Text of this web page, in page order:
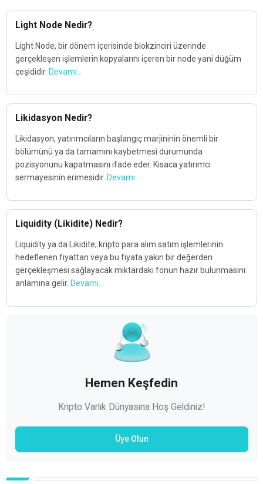
Light Node Nedir?
Light Node, bir dönem içerisinde blokzinciri üzerinde
gerçekleşen işlemlerin kopyalarını içeren bir node yani düğüm
çeşididir. Devamı...
Likidasyon Nedir?
Likidasyon, yatırımcıların başlangıç marjininin önemli bir
bölümünü ya da tamamını kaybetmesi durumunda
pozisyonunu kapatmasını ifade eder. Kısaca yatırımcı
sermayesinin erimesidir. Devamı...
Liquidity (Likidite) Nedir?
Liquidity ya da Likidite; kripto para alım satım işlemlerinin
hedeflenen fiyattan veya bu fiyata yakın bir değerden
gerçekleşmesi sağlayacak miktardaki fonun hazır bulunmasını
anlamına gelir. Devamı...
Hemen Keşfedin
Kripto Varlık Dünyasına Hoş Geldiniz!
Üye Olun